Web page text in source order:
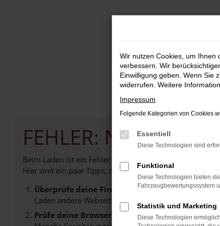
FEHLER: NETWORK
Beim Laden ist ein Fehler aufgetreten.
Hier sind ein paar Tipps, die dir helfen können:
Überprüfe deine Firewall und deine
Laden andere Webseiten, zum Beispiel deine
Prüfe deine Browsererweiterungen.
Wir nutzen Cookies, um Ihnen
verbessern. Wir
Einwilligung geben. Wenn Sie
widerrufen. Weitere
Impressum
Folgende Kategorien von Cookies
Essentiell
Diese Technologien sind
Funktional
Diese Technologien bieten
Fahrzeugbewertungssystem
Statistik und Marketing
Diese Technologien